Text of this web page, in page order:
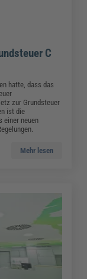
C
hatte, dass das
zur Grundsteuer
ist die
einer neuen
Mehr lesen